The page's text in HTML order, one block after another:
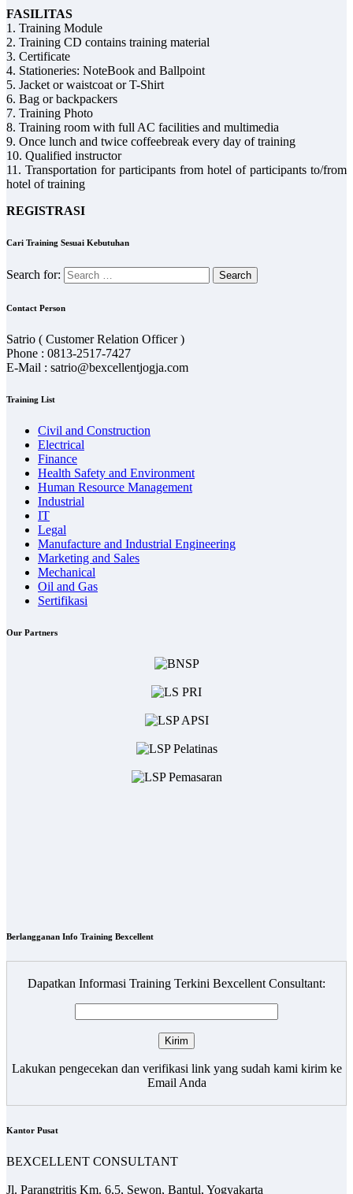
FASILITAS
1. Training Module
2. Training CD contains training material
3. Certificate
4. Stationeries: NoteBook and Ballpoint
5. Jacket or waistcoat or T-Shirt
6. Bag or backpackers
7. Training Photo
8. Training room with full AC facilities and multimedia
9. Once lunch and twice coffeebreak every day of training
10. Qualified instructor
11. Transportation for participants from hotel of participants to/from
hotel of training
REGISTRASI
Cari Training Sesuai Kebutuhan
Search for:
Contact Person
Satrio ( Customer Relation Officer )
Phone : 0813-2517-7427
E-Mail : satrio@bexcellentjogja.com
Training List
Civil and Construction
Electrical
Finance
Health Safety and Environment
Human Resource Management
Industrial
IT
Legal
Manufacture and Industrial Engineering
Marketing and Sales
Mechanical
Oil and Gas
Sertifikasi
Our Partners
Berlangganan Info Training Bexcellent
Dapatkan Informasi Training Terkini Bexcellent Consultant:
Lakukan pengecekan dan verifikasi link yang sudah kami kirim ke
Email Anda
Kantor Pusat
BEXCELLENT CONSULTANT
Jl. Parangtritis Km. 6,5, Sewon, Bantul, Yogyakarta